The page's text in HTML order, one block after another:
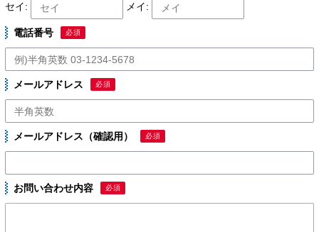
セイ: メイ:
電話番号 必須
メールアドレス 必須
メールアドレス（確認用） 必須
お問い合わせ内容 必須